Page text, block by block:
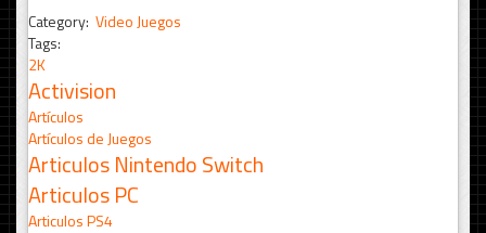
Category: Video Juegos
Tags:
2K
Activision
Artículos
Artículos de Juegos
Articulos Nintendo Switch
Articulos PC
Articulos PS4